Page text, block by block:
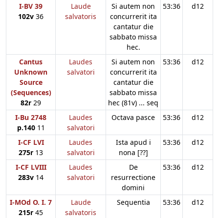
I-BV 39
102v 36
Laude
salvatoris
Si autem non
concurrerit ita
cantatur die
sabbato missa
hec.
53:36 d12
Cantus
Unknown
Source
(Sequences)
82r 29
Laudes
salvatori
Si autem non
concurrerit ita
cantatur die
sabbato missa
hec (81v) ... seq
53:36 d12
I-Bu 2748
p.14011
Laudes
salvatori
Octava pasce 53:36 d12
I-CF LVI
275r 13
Laudes
salvatori
Ista apud i
nona [??]
53:36 d12
I-CF LVIII
283v 14
Laudes
salvatori
De
resurrectione
domini
53:36 d12
I-MOd O. I. 7
215r 45
Laude
salvatoris
Sequentia 53:36 d12